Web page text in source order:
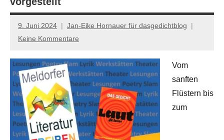
Kritik
9. Juni 2024
Jan-Eike Hornauer für dasgedichtblog
Keine Kommentare
Vom
sanften
Flüstern bis
zum